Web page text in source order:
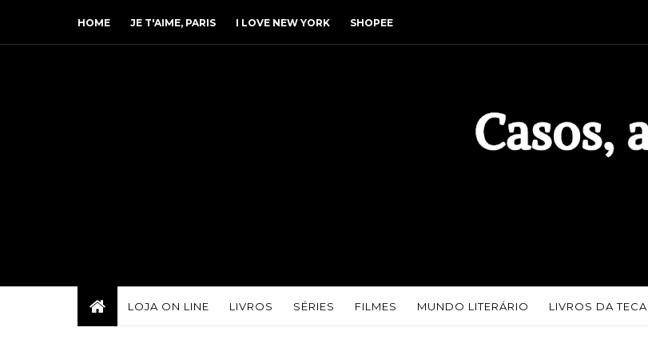
HOME JE T'AIME, PARIS I LOVE NEW YORK SHOPEE
LOJA ON LINE LIVROS SÉRIES FILMES MUNDO LITERÁRIO LIVROS DA TECA